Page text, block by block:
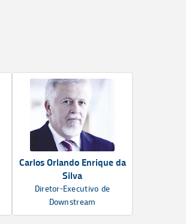
Carlos Orlando Enrique da
Silva
Diretor-Executivo de
Downstream